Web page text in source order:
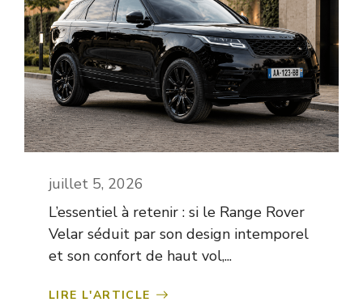
juillet 5, 2026
L’essentiel à retenir : si le Range Rover
Velar séduit par son design intemporel
et son confort de haut vol,...
LIRE L'ARTICLE